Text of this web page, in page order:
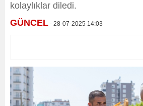
kolaylıklar diledi.
GÜNCEL - 28-07-2025 14:03